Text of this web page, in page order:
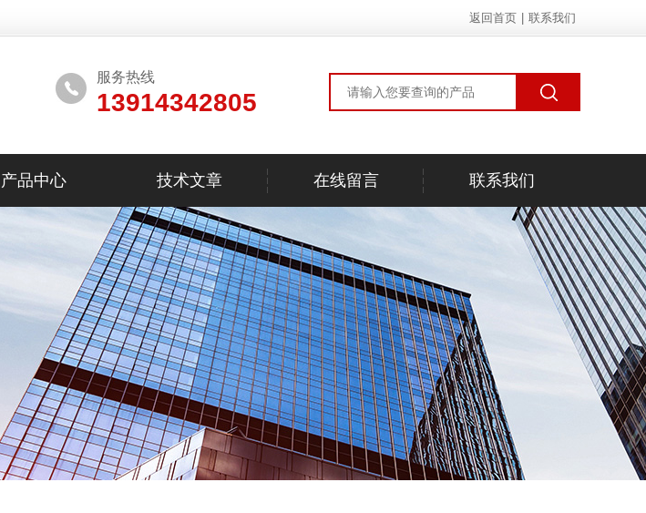
返回首页 联系我们
服务热线
13914342805
产品中心 技术文章 在线留言 联系我们